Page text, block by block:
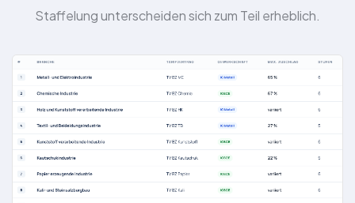
Staffelung unterscheiden sich zum Teil erheblich.